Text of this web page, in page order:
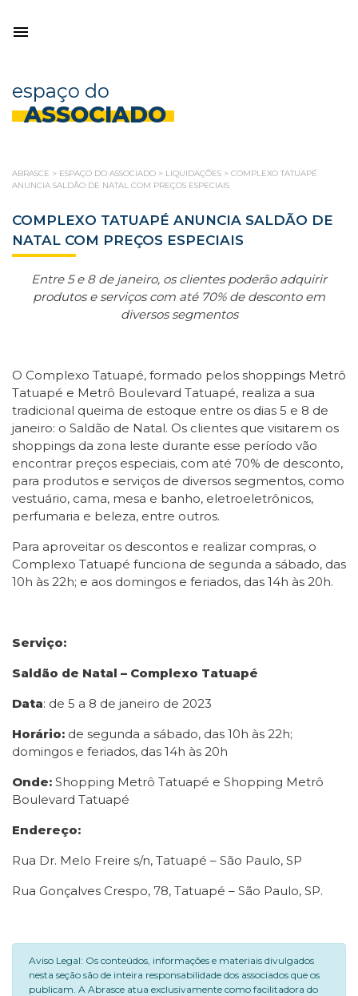
espaço do
ASSOCIADO
ABRASCE > ESPAÇO DO ASSOCIADO > LIQUIDAÇÕES > COMPLEXO TATUAPÉ
ANUNCIA SALDÃO DE NATAL COM PREÇOS ESPECIAIS
COMPLEXO TATUAPÉ ANUNCIA SALDÃO DE
NATAL COM PREÇOS ESPECIAIS
Entre 5 e 8 de janeiro, os clientes poderão adquirir
produtos e serviços com até 70% de desconto em
diversos segmentos
O Complexo Tatuapé, formado pelos shoppings Metrô
Tatuapé e Metrô Boulevard Tatuapé, realiza a sua
tradicional queima de estoque entre os dias 5 e 8 de
janeiro: o Saldão de Natal. Os clientes que visitarem os
shoppings da zona leste durante esse período vão
encontrar preços especiais, com até 70% de desconto,
para produtos e serviços de diversos segmentos, como
vestuário, cama, mesa e banho, eletroeletrônicos,
perfumaria e beleza, entre outros.
Para aproveitar os descontos e realizar compras, o
Complexo Tatuapé funciona de segunda a sábado, das
10h às 22h; e aos domingos e feriados, das 14h às 20h.
Serviço:
Saldão de Natal – Complexo Tatuapé
Data: de 5 a 8 de janeiro de 2023
Horário: de segunda a sábado, das 10h às 22h;
domingos e feriados, das 14h às 20h
Onde: Shopping Metrô Tatuapé e Shopping Metrô
Boulevard Tatuapé
Endereço:
Rua Dr. Melo Freire s/n, Tatuapé – São Paulo, SP
Rua Gonçalves Crespo, 78, Tatuapé – São Paulo, SP.
Aviso Legal: Os conteúdos, informações e materiais divulgados
nesta seção são de inteira responsabilidade dos associados que os
publicam. A Abrasce atua exclusivamente como facilitadora do